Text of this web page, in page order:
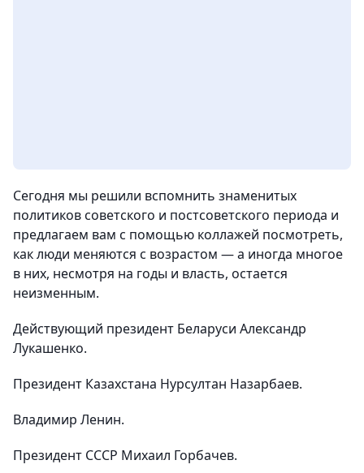
Сегодня мы решили вспомнить знаменитых
политиков советского и постсоветского периода и
предлагаем вам с помощью коллажей посмотреть,
как люди меняются с возрастом — а иногда многое
в них, несмотря на годы и власть, остается
неизменным.
Действующий президент Беларуси Александр
Лукашенко.
Президент Казахстана Нурсултан Назарбаев.
Владимир Ленин.
Президент СССР Михаил Горбачев.